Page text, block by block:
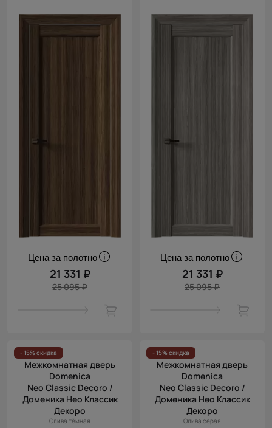
Цена за полотно
21 331 ₽
25 095 ₽
Цена за полотно
21 331 ₽
25 095 ₽
- 15% скидка
Межкомнатная дверь
Domenica
Neo Classic Decoro /
Доменика Нео Классик
Декоро
Олива тёмная
- 15% скидка
Межкомнатная дверь
Domenica
Neo Classic Decoro /
Доменика Нео Классик
Декоро
Олива серая